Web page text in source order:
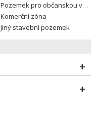
Pozemek pro občanskou vybavenost
Komerční zóna
Jiný stavební pozemek